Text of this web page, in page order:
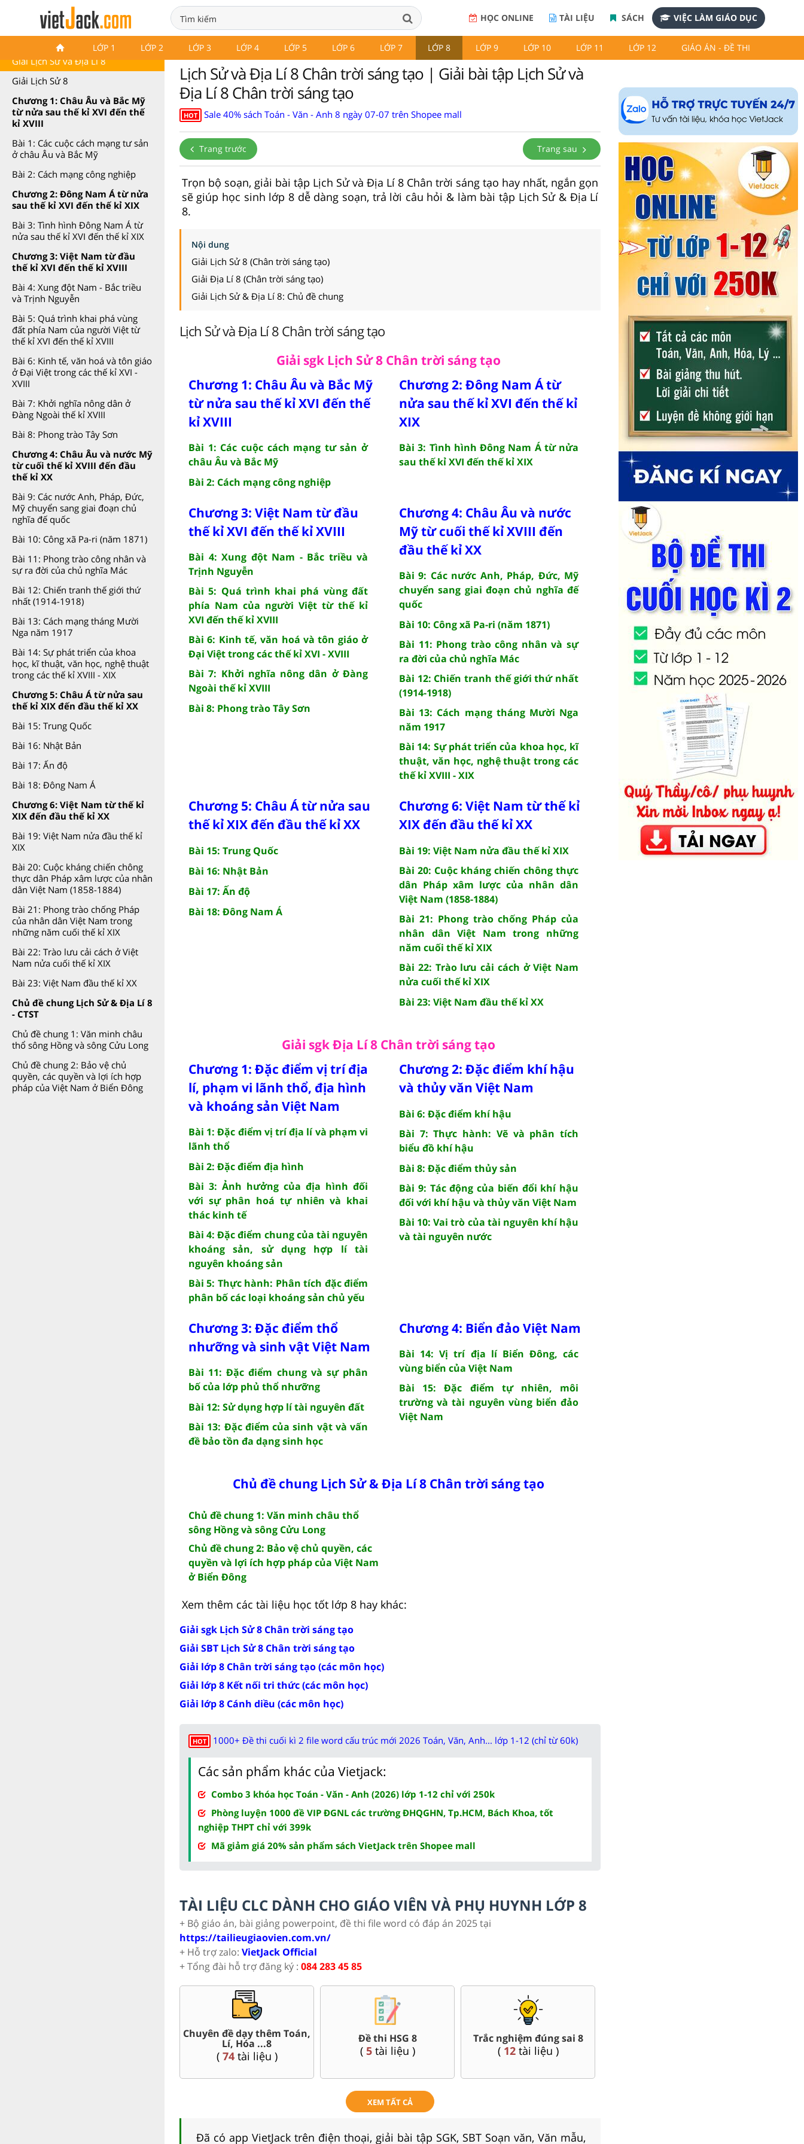
HỌC ONLINE TÀI LIỆU SÁCH VIỆC LÀM GIÁO DỤC
LỚP 1 LỚP 2 LỚP 3 LỚP 4 LỚP 5 LỚP 6 LỚP 7 LỚP 8 LỚP 9 LỚP 10 LỚP 11 LỚP 12 GIÁO ÁN - ĐỀ THI
Lịch Sử 8 Chân trời sáng tạo
Giải Lịch Sử và Địa Lí 8
Giải Lịch Sử 8
Chương 1: Châu Âu và Bắc Mỹ
từ nửa sau thế kỉ XVI đến thế
kỉ XVIII
Bài 1: Các cuộc cách mạng tư sản
ở châu Âu và Bắc Mỹ
Bài 2: Cách mạng công nghiệp
Chương 2: Đông Nam Á từ nửa
sau thế kỉ XVI đến thế kỉ XIX
Bài 3: Tình hình Đông Nam Á từ
nửa sau thế kỉ XVI đến thế kỉ XIX
Chương 3: Việt Nam từ đầu
thế kỉ XVI đến thế kỉ XVIII
Bài 4: Xung đột Nam - Bắc triều
và Trịnh Nguyễn
Bài 5: Quá trình khai phá vùng
đất phía Nam của người Việt từ
thế kỉ XVI đến thế kỉ XVIII
Bài 6: Kinh tế, văn hoá và tôn giáo
ở Đại Việt trong các thế kỉ XVI -
XVIII
Bài 7: Khởi nghĩa nông dân ở
Đàng Ngoài thế kỉ XVIII
Bài 8: Phong trào Tây Sơn
Chương 4: Châu Âu và nước Mỹ
từ cuối thế kỉ XVIII đến đầu
thế kỉ XX
Bài 9: Các nước Anh, Pháp, Đức,
Mỹ chuyển sang giai đoạn chủ
nghĩa đế quốc
Bài 10: Công xã Pa-ri (năm 1871)
Bài 11: Phong trào công nhân và
sự ra đời của chủ nghĩa Mác
Bài 12: Chiến tranh thế giới thứ
nhất (1914-1918)
Bài 13: Cách mạng tháng Mười
Nga năm 1917
Bài 14: Sự phát triển của khoa
học, kĩ thuật, văn học, nghệ thuật
trong các thế kỉ XVIII - XIX
Chương 5: Châu Á từ nửa sau
thế kỉ XIX đến đầu thế kỉ XX
Bài 15: Trung Quốc
Bài 16: Nhật Bản
Bài 17: Ấn độ
Bài 18: Đông Nam Á
Chương 6: Việt Nam từ thế kỉ
XIX đến đầu thế kỉ XX
Bài 19: Việt Nam nửa đầu thế kỉ
XIX
Bài 20: Cuộc kháng chiến chông
thực dân Pháp xâm lược của nhân
dân Việt Nam (1858-1884)
Bài 21: Phong trào chống Pháp
của nhân dân Việt Nam trong
những năm cuối thế kỉ XIX
Bài 22: Trào lưu cải cách ở Việt
Nam nửa cuối thế kỉ XIX
Bài 23: Việt Nam đầu thế kỉ XX
Chủ đề chung Lịch Sử & Địa Lí 8
- CTST
Chủ đề chung 1: Văn minh châu
thổ sông Hồng và sông Cửu Long
Chủ đề chung 2: Bảo vệ chủ
quyền, các quyền và lợi ích hợp
pháp của Việt Nam ở Biển Đông
Lịch Sử và Địa Lí 8 Chân trời sáng tạo | Giải bài tập Lịch Sử và
Địa Lí 8 Chân trời sáng tạo
HOT Sale 40% sách Toán - Văn - Anh 8 ngày 07-07 trên Shopee mall
Trang trước Trang sau
Trọn bộ soạn, giải bài tập Lịch Sử và Địa Lí 8 Chân trời sáng tạo hay nhất, ngắn gọn
sẽ giúp học sinh lớp 8 dễ dàng soạn, trả lời câu hỏi & làm bài tập Lịch Sử & Địa Lí
8.
Nội dung
Giải Lịch Sử 8 (Chân trời sáng tạo)
Giải Địa Lí 8 (Chân trời sáng tạo)
Giải Lịch Sử & Địa Lí 8: Chủ đề chung
Lịch Sử và Địa Lí 8 Chân trời sáng tạo
Giải sgk Lịch Sử 8 Chân trời sáng tạo
Chương 1: Châu Âu và Bắc Mỹ
từ nửa sau thế kỉ XVI đến thế
kỉ XVIII
Bài 1: Các cuộc cách mạng tư sản ở
châu Âu và Bắc Mỹ
Bài 2: Cách mạng công nghiệp
Chương 2: Đông Nam Á từ
nửa sau thế kỉ XVI đến thế kỉ
XIX
Bài 3: Tình hình Đông Nam Á từ nửa
sau thế kỉ XVI đến thế kỉ XIX
Chương 3: Việt Nam từ đầu
thế kỉ XVI đến thế kỉ XVIII
Bài 4: Xung đột Nam - Bắc triều và
Trịnh Nguyễn
Bài 5: Quá trình khai phá vùng đất
phía Nam của người Việt từ thế kỉ
XVI đến thế kỉ XVIII
Bài 6: Kinh tế, văn hoá và tôn giáo ở
Đại Việt trong các thế kỉ XVI - XVIII
Bài 7: Khởi nghĩa nông dân ở Đàng
Ngoài thế kỉ XVIII
Bài 8: Phong trào Tây Sơn
Chương 4: Châu Âu và nước
Mỹ từ cuối thế kỉ XVIII đến
đầu thế kỉ XX
Bài 9: Các nước Anh, Pháp, Đức, Mỹ
chuyển sang giai đoạn chủ nghĩa đế
quốc
Bài 10: Công xã Pa-ri (năm 1871)
Bài 11: Phong trào công nhân và sự
ra đời của chủ nghĩa Mác
Bài 12: Chiến tranh thế giới thứ nhất
(1914-1918)
Bài 13: Cách mạng tháng Mười Nga
năm 1917
Bài 14: Sự phát triển của khoa học, kĩ
thuật, văn học, nghệ thuật trong các
thế kỉ XVIII - XIX
Chương 5: Châu Á từ nửa sau
thế kỉ XIX đến đầu thế kỉ XX
Bài 15: Trung Quốc
Bài 16: Nhật Bản
Bài 17: Ấn độ
Bài 18: Đông Nam Á
Chương 6: Việt Nam từ thế kỉ
XIX đến đầu thế kỉ XX
Bài 19: Việt Nam nửa đầu thế kỉ XIX
Bài 20: Cuộc kháng chiến chông thực
dân Pháp xâm lược của nhân dân
Việt Nam (1858-1884)
Bài 21: Phong trào chống Pháp của
nhân dân Việt Nam trong những
năm cuối thế kỉ XIX
Bài 22: Trào lưu cải cách ở Việt Nam
nửa cuối thế kỉ XIX
Bài 23: Việt Nam đầu thế kỉ XX
Giải sgk Địa Lí 8 Chân trời sáng tạo
Chương 1: Đặc điểm vị trí địa
lí, phạm vi lãnh thổ, địa hình
và khoáng sản Việt Nam
Bài 1: Đặc điểm vị trí địa lí và phạm vi
lãnh thổ
Bài 2: Đặc điểm địa hình
Bài 3: Ảnh hưởng của địa hình đối
với sự phân hoá tự nhiên và khai
thác kinh tế
Bài 4: Đặc điểm chung của tài nguyên
khoáng sản, sử dụng hợp lí tài
nguyên khoáng sản
Bài 5: Thực hành: Phân tích đặc điểm
phân bố các loại khoáng sản chủ yếu
Chương 2: Đặc điểm khí hậu
và thủy văn Việt Nam
Bài 6: Đặc điểm khí hậu
Bài 7: Thực hành: Vẽ và phân tích
biểu đồ khí hậu
Bài 8: Đặc điểm thủy sản
Bài 9: Tác động của biến đổi khí hậu
đối với khí hậu và thủy văn Việt Nam
Bài 10: Vai trò của tài nguyên khí hậu
và tài nguyên nước
Chương 3: Đặc điểm thổ
nhưỡng và sinh vật Việt Nam
Bài 11: Đặc điểm chung và sự phân
bố của lớp phủ thổ nhưỡng
Bài 12: Sử dụng hợp lí tài nguyên đất
Bài 13: Đặc điểm của sinh vật và vấn
đề bảo tồn đa dạng sinh học
Chương 4: Biển đảo Việt Nam
Bài 14: Vị trí địa lí Biển Đông, các
vùng biển của Việt Nam
Bài 15: Đặc điểm tự nhiên, môi
trường và tài nguyên vùng biển đảo
Việt Nam
Chủ đề chung Lịch Sử & Địa Lí 8 Chân trời sáng tạo
Chủ đề chung 1: Văn minh châu thổ
sông Hồng và sông Cửu Long
Chủ đề chung 2: Bảo vệ chủ quyền, các
quyền và lợi ích hợp pháp của Việt Nam
ở Biển Đông
Xem thêm các tài liệu học tốt lớp 8 hay khác:
Giải sgk Lịch Sử 8 Chân trời sáng tạo
Giải SBT Lịch Sử 8 Chân trời sáng tạo
Giải lớp 8 Chân trời sáng tạo (các môn học)
Giải lớp 8 Kết nối tri thức (các môn học)
Giải lớp 8 Cánh diều (các môn học)
HOT 1000+ Đề thi cuối kì 2 file word cấu trúc mới 2026 Toán, Văn, Anh... lớp 1-12 (chỉ từ 60k)
Các sản phẩm khác của Vietjack:
Combo 3 khóa học Toán - Văn - Anh (2026) lớp 1-12 chỉ với 250k
Phòng luyện 1000 đề VIP ĐGNL các trường ĐHQGHN, Tp.HCM, Bách Khoa, tốt
nghiệp THPT chỉ với 399k
Mã giảm giá 20% sản phẩm sách VietJack trên Shopee mall
TÀI LIỆU CLC DÀNH CHO GIÁO VIÊN VÀ PHỤ HUYNH LỚP 8
+ Bộ giáo án, bài giảng powerpoint, đề thi file word có đáp án 2025 tại
https://tailieugiaovien.com.vn/
+ Hỗ trợ zalo: VietJack Official
+ Tổng đài hỗ trợ đăng ký : 084 283 45 85
Trắc nghiệm đúng sai 8 Đề thi giữa kì, cuối kì 8
(172tài liệu )
Bài giảng Powerpoint Văn,
Sử, Địa 8....
(40tài liệu )
Giáo án word 8
(78 tài liệu )
XEM TẤT CẢ
Đã có app VietJack trên điện thoại, giải bài tập SGK, SBT Soạn văn, Văn mẫu,